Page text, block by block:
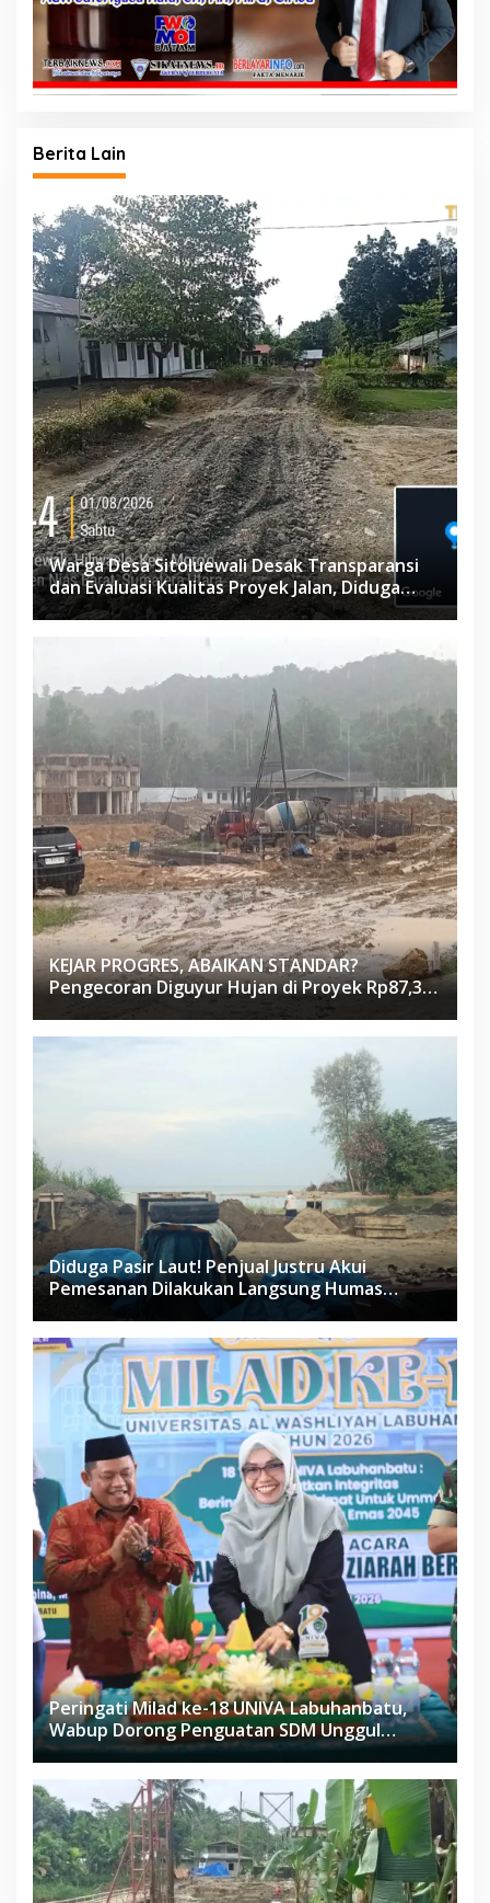
Berita Lain
Warga Desa Sitoluewali Desak Transparansi
dan Evaluasi Kualitas Proyek Jalan, Diduga
Minim Informasi
KEJAR PROGRES, ABAIKAN STANDAR?
Pengecoran Diguyur Hujan di Proyek Rp87,34
Miliar Sukma Nias, Konsultan, Pengawas dan
PPK Bungkam
Diduga Pasir Laut! Penjual Justru Akui
Pemesanan Dilakukan Langsung Humas
Peringati Milad ke-18 UNIVA Labuhanbatu,
Wabup Dorong Penguatan SDM Unggul
Menuju Indonesia Emas 2045